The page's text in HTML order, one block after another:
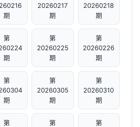
期
20260217
期
20260218
期
第
期
第
20260225
期
第
20260226
期
第
期
第
20260305
期
第
20260310
期
第
第
第